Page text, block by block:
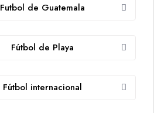
Futbol de Guatemala
Fútbol de Playa
Fútbol internacional